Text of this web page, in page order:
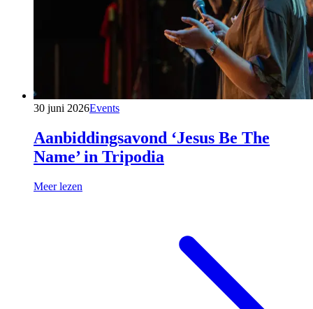
30 juni 2026Events
Aanbiddingsavond ‘Jesus Be The
Name’ in Tripodia
Meer lezen